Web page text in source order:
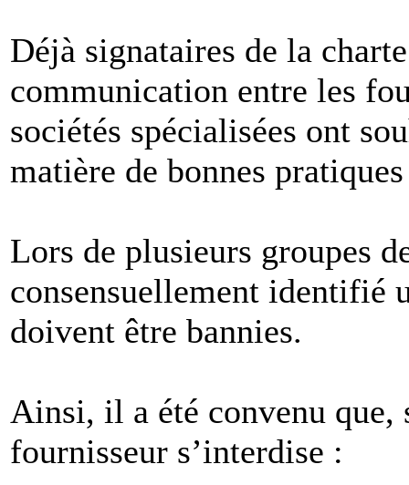
Déjà signataires de la
communication entre les
sociétés spécialisées ont
matière de bonnes
Lors de plusieurs groupes
consensuellement identifié
doivent être bannies.
Ainsi, il a été convenu que,
fournisseur s’interdise :